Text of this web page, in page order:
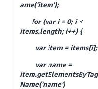
ame('item');
for (var i = 0; i <
items.length; i++) {
var item = items[i];
var name =
item.getElementsByTag
Name('name')